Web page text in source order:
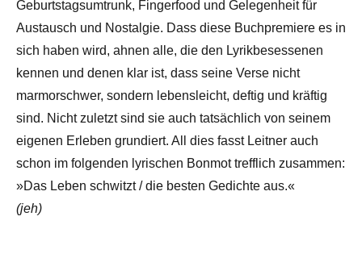
Geburtstagsumtrunk, Fingerfood und Gelegenheit für
Austausch und Nostalgie. Dass diese Buchpremiere es in
sich haben wird, ahnen alle, die den Lyrikbesessenen
kennen und denen klar ist, dass seine Verse nicht
marmorschwer, sondern lebensleicht, deftig und kräftig
sind. Nicht zuletzt sind sie auch tatsächlich von seinem
eigenen Erleben grundiert. All dies fasst Leitner auch
schon im folgenden lyrischen Bonmot trefflich zusammen:
»Das Leben schwitzt / die besten Gedichte aus.«
(jeh)